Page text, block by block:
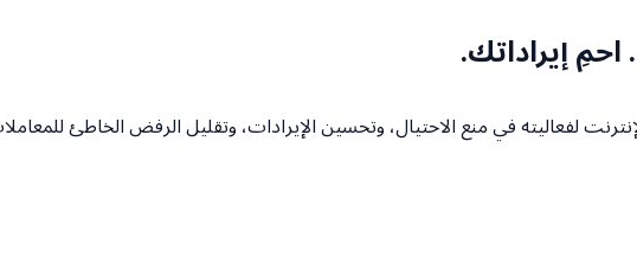
احمِ إيراداتك.